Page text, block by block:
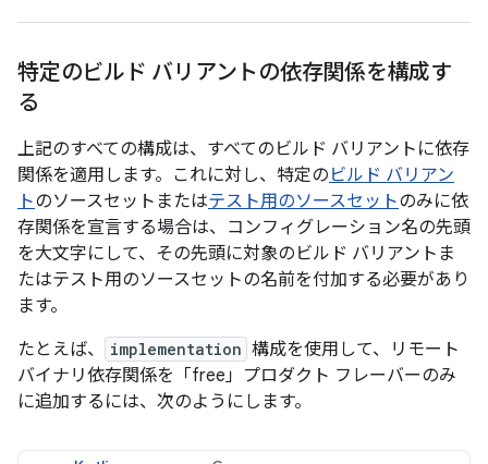
特定のビルド バリアントの依存関係を構成す
る
上記のすべての構成は、すべてのビルド バリアントに依存
関係を適用します。これに対し、特定の ビルド バリアン
トのソースセットまたはテスト用のソースセットのみに依
存関係を宣言する場合は、コンフィグレーション名の先頭
を大文字にして、その先頭に対象のビルド バリアントま
たはテスト用のソースセットの名前を付加する必要があり
ます。
たとえば、
implementation 構成を使用して、リモート
バイナリ依存関係を「free」プロダクト フレーバーのみ
に追加するには、次のようにします。